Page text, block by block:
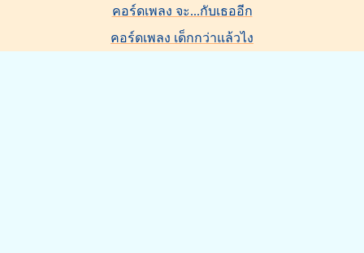
คอร์ดเพลง จะ...กับเธออีก
คอร์ดเพลง เด็กกว่าแล้วไง